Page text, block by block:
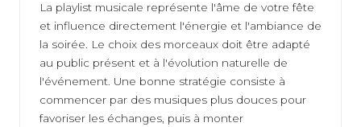
La playlist musicale représente l'âme de votre fête
et influence directement l'énergie et l'ambiance de
la soirée. Le choix des morceaux doit être adapté
au public présent et à l'évolution naturelle de
l'événement. Une bonne stratégie consiste à
commencer par des musiques plus douces pour
favoriser les échanges, puis à monter